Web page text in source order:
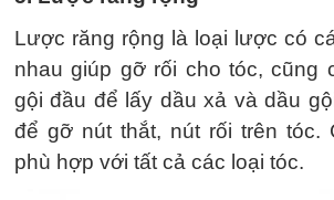
Lược răng rộng là loại lược có
nhau giúp gỡ rối cho tóc, cũng
gội đầu để lấy dầu xả và dầu
để gỡ nút thắt, nút rối trên tóc.
phù hợp với tất cả các loại tóc.